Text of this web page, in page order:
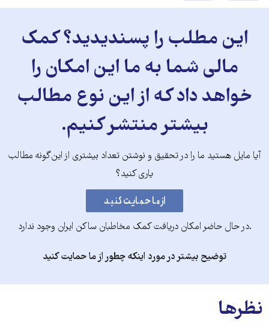
این مطلب را پسندیدید؟ کمک
مالی شما به ما این امکان را
خواهد داد که از این نوع مطالب
بیشتر منتشر کنیم.
آیا مایل هستید ما را در تحقیق و نوشتن تعداد بیشتری از این‌گونه مطالب
یاری کنید؟
.در حال حاضر امکان دریافت کمک مخاطبان ساکن ایران وجود ندارد
توضیح بیشتر در مورد اینکه چطور از ما حمایت کنید
نظرها